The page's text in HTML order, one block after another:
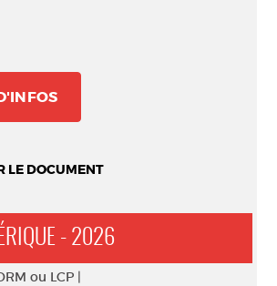
LE DOCUMENT
- 2026
ou LCP |